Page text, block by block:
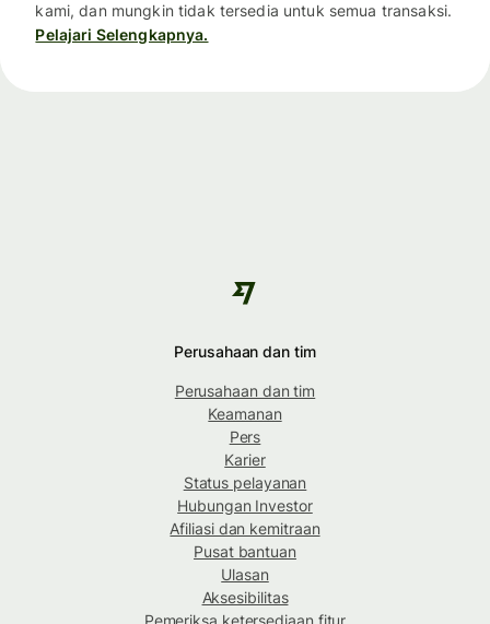
kami, dan mungkin tidak tersedia untuk semua transaksi.
Pelajari Selengkapnya.
Perusahaan dan tim
Perusahaan dan tim
Keamanan
Pers
Karier
Status pelayanan
Hubungan Investor
Afiliasi dan kemitraan
Pusat bantuan
Ulasan
Aksesibilitas